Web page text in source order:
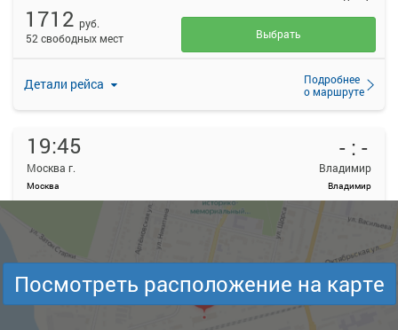
Детали рейса
Подробнее
о маршруте
1712 руб.
52 свободных мест
Выбрать
19:45
Москва г.
Москва
- : -
Владимир
Владимир
Детали рейса
о маршруте
2140
34 свободных мест
Выбрать
Посмотреть расположение на карте